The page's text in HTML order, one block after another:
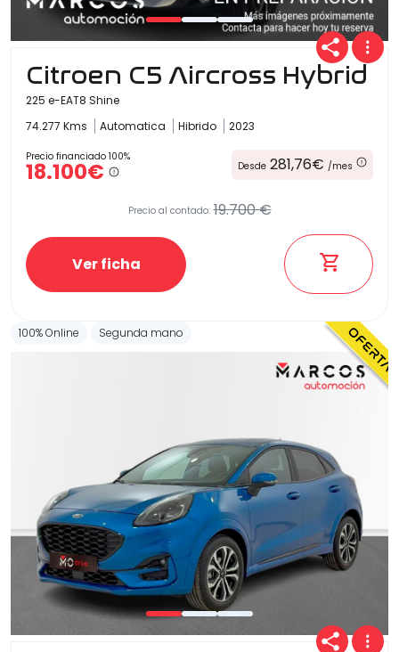
Citroen C5 Aircross Hybrid
225 e-EAT8 Shine
74.277 Kms
Automatica Hibrido 2023
Precio financiado 100%
18.100€ Desde 281,76€ /mes
Precio al contado: 19.700 €
Ver ficha
100% Online Segunda mano